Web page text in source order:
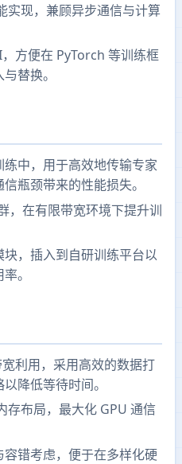
实现，兼顾异步通信与计算
方便在 PyTorch 等训练框
替换。
中，用于高效地传输专家
瓶颈带来的性能损失。
，在有限带宽环境下提升训
，插入到自研训练平台以
。
利用，采用高效的数据打
降低等待时间。
存布局，最大化 GPU 通信
错考虑，便于在多样化硬